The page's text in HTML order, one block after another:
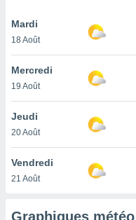
notre
que
et que
Mardi
18 Août
Mercredi
19 Août
Jeudi
20 Août
Vendredi
21 Août
Graphiques météo